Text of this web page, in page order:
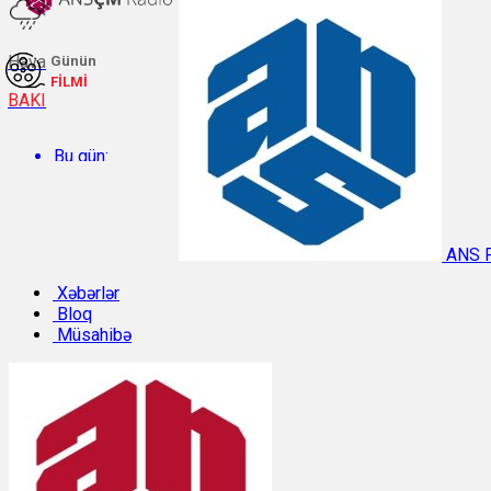
Hava
BAKI
Bu gün:
Temperatur: 26.5°C. Rütubət: 64%.
Sabah:
Günün
FİLMİ
ANS
Xəbərlər
Bloq
Müsahibə